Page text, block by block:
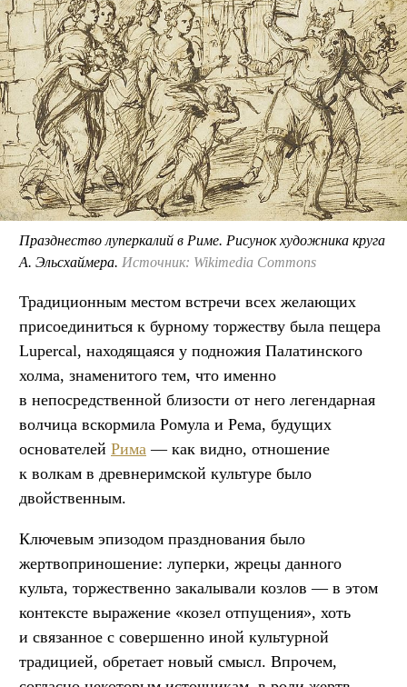
Празднество луперкалий в Риме. Рисунок художника круга
А. Эльсхаймера. Источник: Wikimedia Commons
Традиционным местом встречи всех желающих
присоединиться к бурному торжеству была пещера
Lupercal, находящаяся у подножия Палатинского
холма, знаменитого тем, что именно
в непосредственной близости от него легендарная
волчица вскормила Ромула и Рема, будущих
основателей Рима — как видно, отношение
к волкам в древнеримской культуре было
двойственным.
Ключевым эпизодом празднования было
жертвоприношение: луперки, жрецы данного
культа, торжественно закалывали козлов — в этом
контексте выражение «козел отпущения», хоть
и связанное с совершенно иной культурной
традицией, обретает новый смысл. Впрочем,